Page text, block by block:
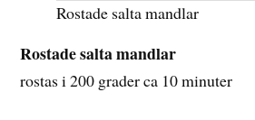
Rostade salta mandlar
Rostade salta mandlar
rostas i 200 grader ca 10 minuter